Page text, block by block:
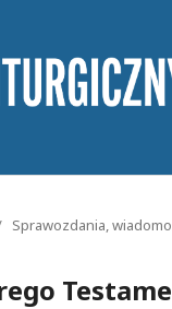
Sprawozdania,